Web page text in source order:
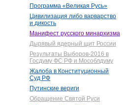
Программа «Великая Русь»
Цивилизация либо варварство
и дикость
Манифест русского минархизма
Дырявый ядерный щит России
Результаты Выборов-2016 в
Госдуму ФС РФ и Мособлдуму
Жалоба в Конституционный
Суд РФ
Путинские вериги
Обращение Святой Руси